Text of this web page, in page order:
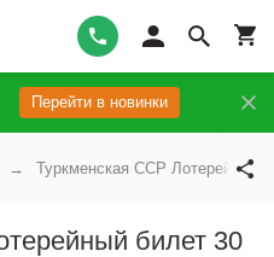
Перейти в новинки
Туркменская ССР Лотерейный
билет 30